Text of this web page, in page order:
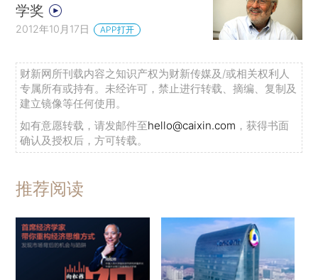
学奖
2012年10月17日 APP打开
财新网所刊载内容之知识产权为财新传媒及/或相关权利人
专属所有或持有。未经许可，禁止进行转载、摘编、复制及
建立镜像等任何使用。
如有意愿转载，请发邮件至hello@caixin.com ，获得书面
确认及授权后，方可转载。
推荐阅读